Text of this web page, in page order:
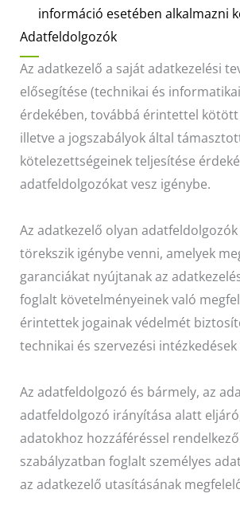
információ esetében alkalmazni
Adatfeldolgozók
Az adatkezelő a saját adatkezelési
elősegítése (technikai és
érdekében, továbbá érintettel kötött
illetve a jogszabályok által
kötelezettségeinek teljesítése
adatfeldolgozókat vesz igénybe.
Az adatkezelő olyan
törekszik igénybe venni, amelyek
garanciákat nyújtanak az
foglalt követelményeinek való
érintettek jogainak védelmét
technikai és szervezési
Az adatfeldolgozó és bármely, az
adatfeldolgozó irányítása alatt
adatokhoz hozzáféréssel
szabályzatban foglalt személyes
az adatkezelő utasításának